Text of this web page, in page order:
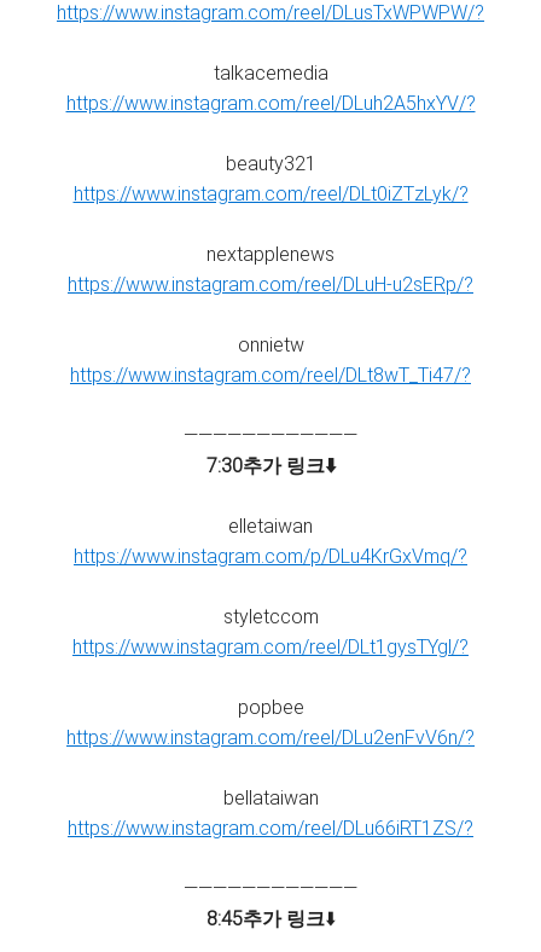
https://www.instagram.com/reel/DLusTxWPWPW/?
talkacemedia
https://www.instagram.com/reel/DLuh2A5hxYV/?
beauty321
https://www.instagram.com/reel/DLt0iZTzLyk/?
nextapplenews
https://www.instagram.com/reel/DLuH-u2sERp/?
onnietw
https://www.instagram.com/reel/DLt8wT_Ti47/?
————————————
7:30추가 링크⬇️
elletaiwan
https://www.instagram.com/p/DLu4KrGxVmq/?
styletccom
https://www.instagram.com/reel/DLt1gysTYgl/?
popbee
https://www.instagram.com/reel/DLu2enFvV6n/?
bellataiwan
https://www.instagram.com/reel/DLu66iRT1ZS/?
————————————
8:45추가 링크⬇️